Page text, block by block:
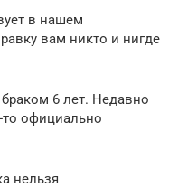
в нашем
вам никто и нигде
6 лет. Недавно
официально
нельзя